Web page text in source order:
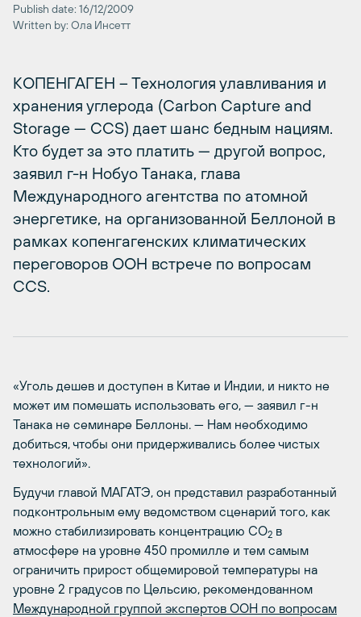
Publish date: 16/12/2009
Written by: Ола Инсетт
КОПЕНГАГЕН – Технология улавливания и
хранения углерода (Carbon Capture and
Storage — CCS) дает шанс бедным нациям.
Кто будет за это платить — другой вопрос,
заявил г-н Нобуо Танака, глава
Международного агентства по атомной
энергетике, на организованной Беллоной в
рамках копенгагенских климатических
переговоров ООН встрече по вопросам
CCS.
«Уголь дешев и доступен в Китае и Индии, и никто не
может им помешать использовать его, — заявил г-н
Танака не семинаре Беллоны. — Нам необходимо
добиться, чтобы они придерживались более чистых
технологий».
Будучи главой МАГАТЭ, он представил разработанный
подконтрольным ему ведомством сценарий того, как
можно стабилизировать концентрацию CO2 в
атмосфере на уровне 450 промилле и тем самым
ограничить прирост общемировой температуры на
уровне 2 градусов по Цельсию, рекомендованном
Международной группой экспертов ООН по вопросам